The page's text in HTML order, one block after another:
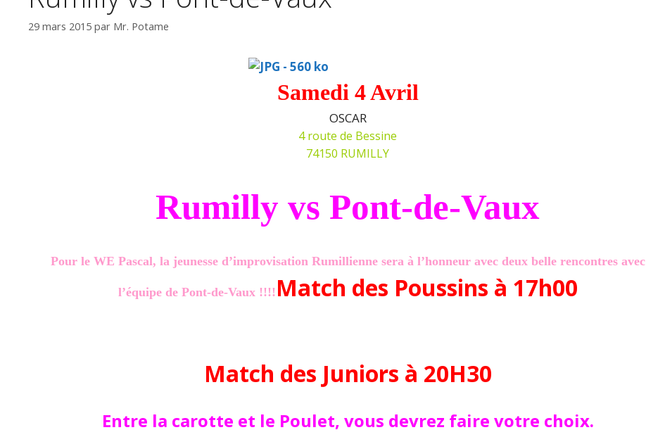
29 mars 2015 par Mr. Potame
Samedi 4 Avril
OSCAR
4 route de Bessine
74150 RUMILLY
Rumilly vs Pont-de-Vaux
Pour le WE Pascal, la jeunesse d’improvisation Rumillienne sera à l’honneur avec deux belle rencontres avec
l’équipe de Pont-de-Vaux !!!! Match des Poussins à 17h00
Match des Juniors à 20H30
Entre la carotte et le Poulet, vous devrez faire votre choix.